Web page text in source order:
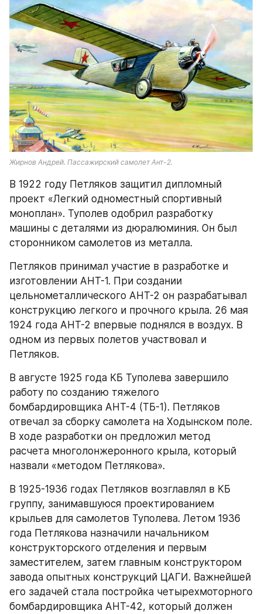
Жирнов Андрей. Пассажирский самолет Ант-2.
В 1922 году Петляков защитил дипломный
проект «Легкий одноместный спортивный
моноплан». Туполев одобрил разработку
машины с деталями из дюралюминия. Он был
сторонником самолетов из металла.
Петляков принимал участие в разработке и
изготовлении АНТ-1. При создании
цельнометаллического АНТ-2 он разрабатывал
конструкцию легкого и прочного крыла. 26 мая
1924 года АНТ-2 впервые поднялся в воздух. В
одном из первых полетов участвовал и
Петляков.
В августе 1925 года КБ Туполева завершило
работу по созданию тяжелого
бомбардировщика АНТ-4 (ТБ-1). Петляков
отвечал за сборку самолета на Ходынском поле.
В ходе разработки он предложил метод
расчета многолонжеронного крыла, который
назвали «методом Петлякова».
В 1925-1936 годах Петляков возглавлял в КБ
группу, занимавшуюся проектированием
крыльев для самолетов Туполева. Летом 1936
года Петлякова назначили начальником
конструкторского отделения и первым
заместителем, затем главным конструктором
завода опытных конструкций ЦАГИ. Важнейшей
его задачей стала постройка четырехмоторного
бомбардировщика АНТ-42, который должен